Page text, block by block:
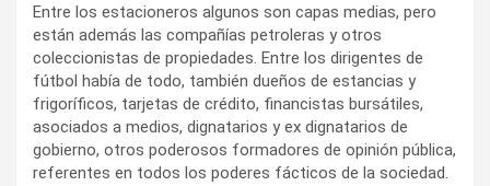
Entre los estacioneros algunos son capas medias, pero
están además las compañías petroleras y otros
coleccionistas de propiedades. Entre los dirigentes de
fútbol había de todo, también dueños de estancias y
frigoríficos, tarjetas de crédito, financistas bursátiles,
asociados a medios, dignatarios y ex dignatarios de
gobierno, otros poderosos formadores de opinión pública,
referentes en todos los poderes fácticos de la sociedad.